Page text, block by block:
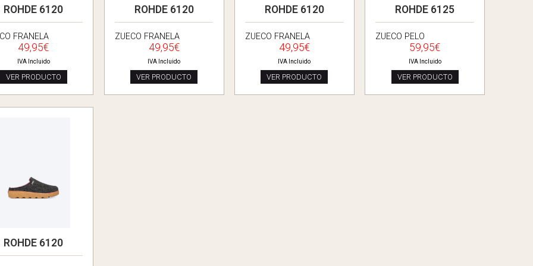
ROHDE 6120
FRANELA
49,95€
IVA Incluido
VER PRODUCTO
ROHDE 6120
ZUECO FRANELA
49,95€
IVA Incluido
VER PRODUCTO
ROHDE 6120
ZUECO FRANELA
49,95€
IVA Incluido
VER PRODUCTO
ROHDE 6125
ZUECO PELO
59,95€
IVA Incluido
VER PRODUCTO
ROHDE 6120